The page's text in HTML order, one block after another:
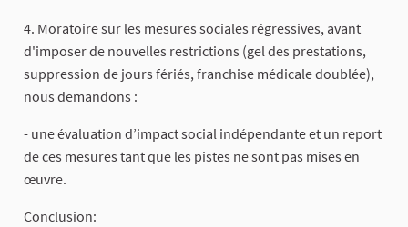
4. Moratoire sur les mesures sociales régressives, avant
d'imposer de nouvelles restrictions (gel des prestations,
suppression de jours fériés, franchise médicale doublée),
nous demandons :
- une évaluation d’impact social indépendante et un report
de ces mesures tant que les pistes ne sont pas mises en
œuvre.
Conclusion: